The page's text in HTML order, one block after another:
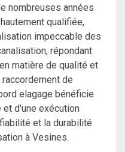
nombreuses années
qualifiée,
impeccable des
répondant
matière de qualité et
de
elagage bénéficie
d'une exécution
et la durabilité
à Vesines.